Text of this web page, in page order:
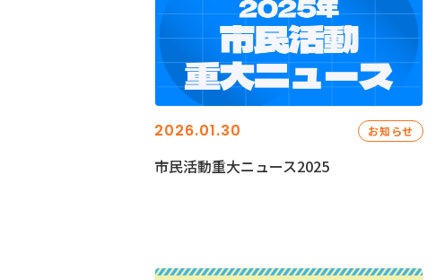
2026.01.30 お知らせ
市民活動重大ニュース2025